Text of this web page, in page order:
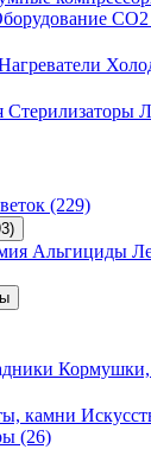
CO2
Стерилизаторы
(229)
Альгициды
Кормушки,
камни
(26)